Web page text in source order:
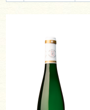
Dr. Katharina Prüm
22 Hektar
Rebsorten